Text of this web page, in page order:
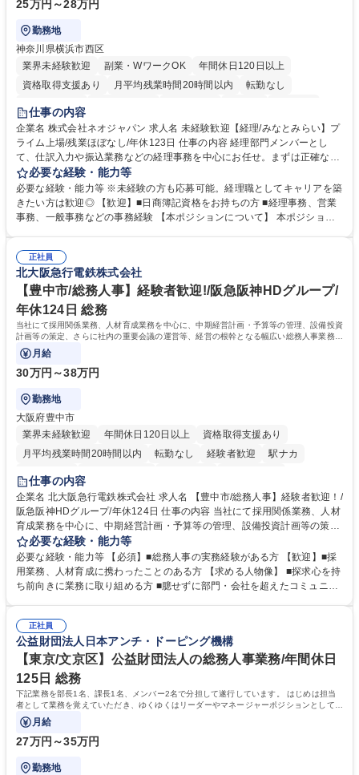
25万円～28万円
勤務地
神奈川県横浜市西区
業界未経験歓迎
副業・WワークOK
年間休日120日以上
資格取得支援あり
月平均残業時間20時間以内
転勤なし
未経験者歓迎
完全週休2日制
交通費支給 駅近5分以内 土日祝休み
服装自由
寮・社宅あり
仕事の内容
企業名 株式会社ネオジャパン 求人名 未経験歓迎【経理/みなとみらい】プ
ライム上場/残業ほぼなし/年休123日 仕事の内容 経理部門メンバーとし
て、仕訳入力や振込業務などの経理事務を中心にお任せ。まずは正確な入
力・確認業務からスタートし、既存メンバーと一緒に業務を進めながら段
階的に経理知識を身につけていただきます。 【具体的には】 ■社内稟議に
基づく仕訳入力 ■月末の振込業務 ■明細作成 ■伝票処理、記帳業務 ■既存
メンバーの業務サポート 【将来的には】 ■月次決算補助 ■四半期・年次決
想定です。 募集職種 未経験歓迎【経理/みなとみらい】プライム上場/残業
ほぼなし/年休123日
必要な経験・能力等
必要な経験・能力等 ※未経験の方も応募可能。経理職としてキャリアを築
きたい方は歓迎◎ 【歓迎】■日商簿記資格をお持ちの方 ■経理事務、営業
事務、一般事務などの事務経験 【本ポジションについて】 本ポジション
当し、3～5年をかけて月次決算・四半期決算・開示資料作成補助などへス
テップアップできます。また、残業は通常月ほぼなく、決算月でも10時間
未満のため、無理なく経理として専門性を身につけられる環境です。 学
歴・資格 学歴：大学院 大学 高専 短大 専修学校 高校 語学力： 資格：日商
簿記検定1級 日商簿記検定2級
正社員
北大阪急行電鉄株式会社
【豊中市/総務人事】経験者歓迎!/阪急阪神HDグループ/
年休124日 総務
当社にて採用関係業務、人材育成業務を中心に、中期経営計画・予算等の管理、設備投資
計画等の策定、さらに社内の重要会議の運営等、経営の根幹となる幅広い総務人事業務全
般を担当していただきます。
月給
30万円～38万円
勤務地
大阪府豊中市
業界未経験歓迎
年間休日120日以上
資格取得支援あり
月平均残業時間20時間以内
転勤なし 経験者歓迎
駅ナカ
退職金あり
土日祝休み
服装自由 昼食補助あり 食事補助あり
仕事の内容
企業名 北大阪急行電鉄株式会社 求人名 【豊中市/総務人事】経験者歓迎！/
阪急阪神HDグループ/年休124日 仕事の内容 当社にて採用関係業務、人材
育成業務を中心に、中期経営計画・予算等の管理、設備投資計画等の策
定、さらに社内の重要会議の運営等、経営の根幹となる幅広い総務人事業
務全般を担当していただきます。 【主な業務内容】 ■採用関係業務および
人材育成(社員研修)業務の推進 ■中期経営計画および予算等の管理 ■設備
投資計画等の策定 ■社内の重要会議の運営 ■その他総務人事業務全般 【入
務人事】経験者歓迎！/阪急阪神HDグループ/年休124日
必要な経験・能力等
必要な経験・能力等 【必須】■総務人事の実務経験がある方 【歓迎】■採
用業務、人材育成に携わったことのある方 【求める人物像】 ■探求心を持
ち前向きに業務に取り組める方 ■臆せずに部門・会社を超えたコミュニケ
囲のメンバーと協調しつつ主体性を持って能動的に業務を推進できる方 学
歴・資格 学歴：大学院 大学 高専 短大 専修学校 高校 語学力： 資格：
正社員
公益財団法人日本アンチ・ドーピング機構
【東京/文京区】公益財団法人の総務人事業務/年間休日
125日 総務
下記業務を部長1名、課長1名、メンバー2名で分担して遂行しています。 はじめは担当
者として業務を覚えていただき、ゆくゆくはリーダーやマネージャーポジションとして活
躍いただくことを期待しています。
月給
27万円～35万円
勤務地